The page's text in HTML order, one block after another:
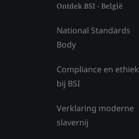
Ontdek BSI - België
National Standards
Body
Compliance en ethiek
bij BSI
Verklaring moderne
slavernij